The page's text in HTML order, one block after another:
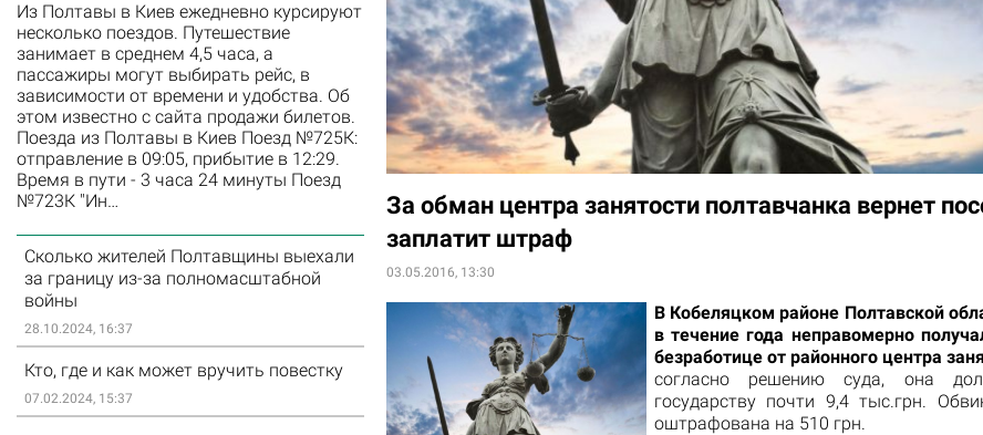
Из Полтавы в Киев ежедневно курсируют
несколько поездов. Путешествие
занимает в среднем 4,5 часа, а
пассажиры могут выбирать рейс, в
зависимости от времени и удобства. Об
этом известно с сайта продажи билетов.
Поезда из Полтавы в Киев Поезд №725К:
отправление в 09:05, прибытие в 12:29.
Время в пути - 3 часа 24 минуты Поезд
№723К "Ин…
Сколько жителей Полтавщины выехали
за границу из-за полномасштабной
войны
28.10.2024, 16:37
Кто, где и как может вручить повестку
07.02.2024, 15:37
За обман центра занятости полтавчанка вернет
заплатит штраф
03.05.2016, 13:30
В Кобеляцком районе Полтавской
в течение года неправомерно
безработице от районного центра
согласно решению суда, она
государству почти 9,4 тыс.грн.
оштрафована на 510 грн.